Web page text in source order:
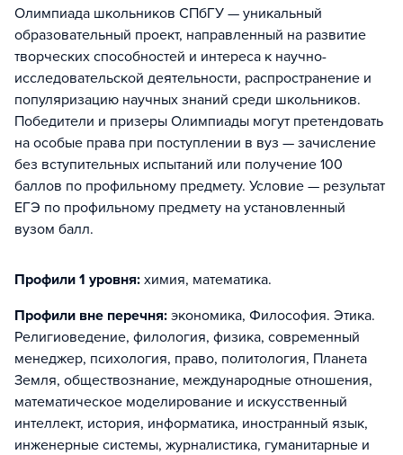
Олимпиада школьников СПбГУ — уникальный
образовательный проект, направленный на развитие
творческих способностей и интереса к научно-
исследовательской деятельности, распространение и
популяризацию научных знаний среди школьников.
Победители и призеры Олимпиады могут претендовать
на особые права при поступлении в вуз — зачисление
без вступительных испытаний или получение 100
баллов по профильному предмету. Условие — результат
ЕГЭ по профильному предмету на установленный
вузом балл.
Профили 1 уровня: химия, математика.
Профили вне перечня: экономика, Философия. Этика.
Религиоведение, филология, физика, современный
менеджер, психология, право, политология, Планета
Земля, обществознание, международные отношения,
математическое моделирование и искусственный
интеллект, история, информатика, иностранный язык,
инженерные системы, журналистика, гуманитарные и